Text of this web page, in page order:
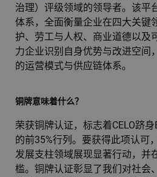
治理）评级领域的领导者。该平
体系，全面衡量企业在四大关键
护、劳工与人权、商业道德以及
力企业识别自身优势与改进空间
的运营模式与供应链体系。
铜牌意味着什么？
荣获铜牌认证，标志着CELO跻
的前35%行列。要获得此项认可
发展支柱领域展现显著行动，并
槛。铜牌认证彰显了我们对社会